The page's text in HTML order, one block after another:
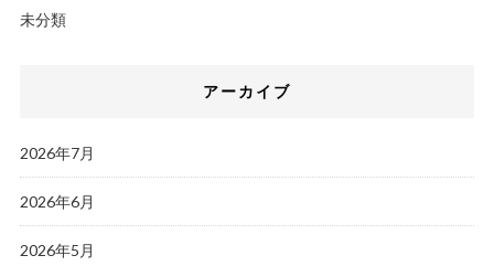
未分類
アーカイブ
2026年7月
2026年6月
2026年5月